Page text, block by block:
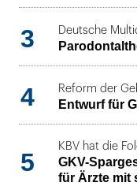
3 Deutsche
4 Reform der
Entwurf für
5
KBV hat die
GKV-
für Ärzte mit